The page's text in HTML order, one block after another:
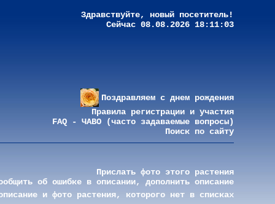
Здравствуйте, новый посетитель!
Сейчас 08.08.2026 18:11:03
Поздравляем с днем рождения
Правила регистрации и участия
FAQ - ЧАВО (часто задаваемые вопросы)
Поиск по сайту
Прислать фото этого растения
об ошибке в описании, дополнить описание
и фото растения, которого нет в списках